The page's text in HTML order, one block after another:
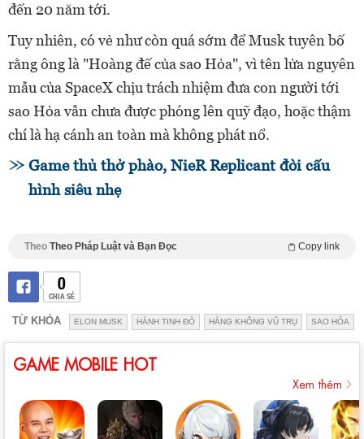
đến 20 năm tới.
Tuy nhiên, có vẻ như còn quá sớm để Musk tuyên bố
rằng ông là "Hoàng đế của sao Hỏa", vì tên lửa nguyên
mẫu của SpaceX chịu trách nhiệm đưa con người tới
sao Hỏa vẫn chưa được phóng lên quỹ đạo, hoặc thậm
chí là hạ cánh an toàn mà không phát nổ.
Game thủ thở phào, NieR Replicant đòi cấu
hình siêu nhẹ
Theo Theo Pháp Luật và Bạn Đọc Copy link
0
CHIA SẺ
TỪ KHÓA ELON MUSK HÀNH TINH ĐỎ HÀNG KHÔNG VŨ TRỤ SAO HỎA
GAME MOBILE HOT
Xem thêm